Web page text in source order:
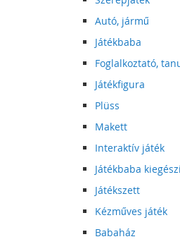
Autó, jármű
Játékbaba
Foglalkoztató,
Játékfigura
Plüss
Makett
Interaktív játék
Játékbaba
Játékszett
Kézműves játék
Babaház